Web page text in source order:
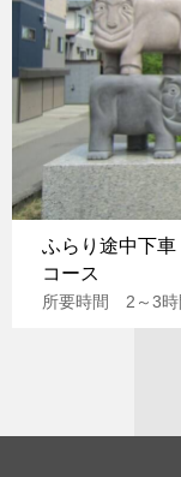
ふらり途中下
コース
所要時間 2～3時